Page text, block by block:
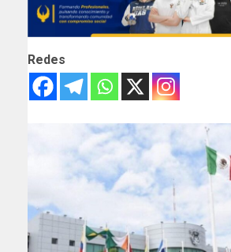
Redes